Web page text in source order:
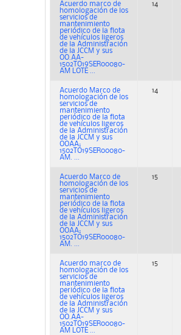
Acuerdo marco de
homologación de los
servicios de
mantenimiento
periódico de la flota
de vehículos ligeros
de la Administración
de la JCCM y sus
OO.AA-
1502TO19SER00080-
AM LOTE ...
14
Acuerdo Marco de
homologación de los
servicios de
mantenimiento
periódico de la flota
de vehículos ligeros
de la Administración
de la JCCM y sus
OOAA;
1502TO19SER00080-
AM. ...
14
Acuerdo Marco de
homologación de los
servicios de
mantenimiento
periódico de la flota
de vehículos ligeros
de la Administración
de la JCCM y sus
OOAA;
1502TO19SER00080-
AM. ...
15
Acuerdo marco de
homologación de los
servicios de
mantenimiento
periódico de la flota
de vehículos ligeros
de la Administración
de la JCCM y sus
OO.AA-
1502TO19SER00080-
AM LOTE ...
15